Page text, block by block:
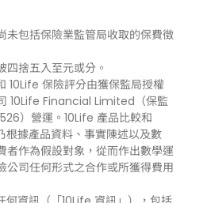
未包括保險業監管局收取的保費徵
四捨五入至元或分。
10Life 保險評分由獲保監局授權
10Life Financial Limited（保監
）營運。10Life 產品比較和
根據產品資料、事實陳述以及數
者作為假設對象，從而作出數學運
公司任何形式之合作或所獲得費用